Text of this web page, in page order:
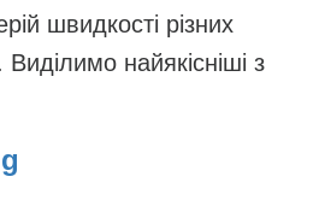
швидкості різних
найякісніші з